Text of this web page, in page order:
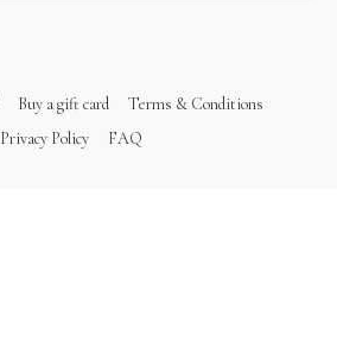
Buy a gift card
Terms & Conditions
Privacy Policy
FAQ